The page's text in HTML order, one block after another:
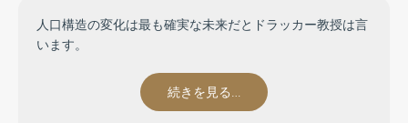
人口構造の変化は最も確実な未来だとドラッカー教授は言
います。
続きを見る…